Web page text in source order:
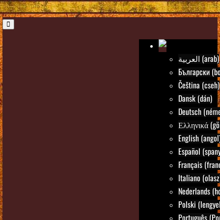
العربية (arab)
Български
Čeština (cseh)
Dansk (dán)
Deutsch
Ελληνικά
English
Español
Français
Italiano
Nederlands
Polski
Português